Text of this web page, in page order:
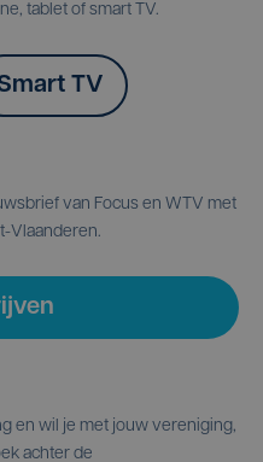
tablet of smart TV.
TV
van Focus en WTV met
Vlaanderen.
en wil je met jouw vereniging,
achter de